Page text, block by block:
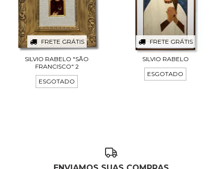
FRETE GRÁTIS
SILVIO RABELO "SÃO
FRANCISCO" 2
ESGOTADO
FRETE GRÁTIS
SILVIO RABELO
ESGOTADO